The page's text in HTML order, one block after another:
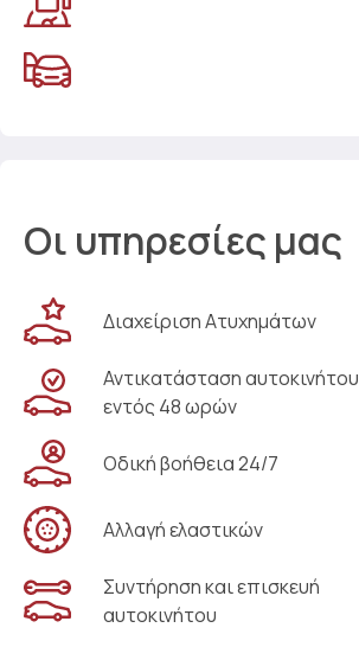
Οι υπηρεσίες μας
Διαχείριση Ατυχημάτων
Αντικατάσταση αυτοκινήτου
εντός 48 ωρών
Οδική βοήθεια 24/7
Αλλαγή ελαστικών
Συντήρηση και επισκευή
αυτοκινήτου